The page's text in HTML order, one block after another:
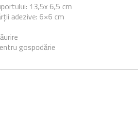
13,5x 6,5 cm
adezive: 6×6 cm
gospodărie